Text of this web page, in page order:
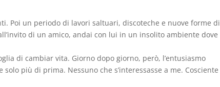
Poi un periodo di lavori saltuari, discoteche e nuove forme di
di un amico, andai con lui in un insolito ambiente dove
di cambiar vita. Giorno dopo giorno, però, l’entusiasmo
più di prima. Nessuno che s’interessasse a me. Cosciente